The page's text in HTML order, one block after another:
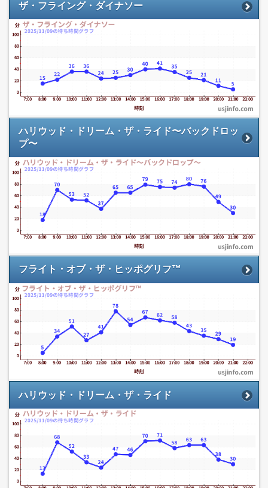
ザ・フライング・ダイナソー
ハリウッド・ドリーム・ザ・ライド〜バックドロッ
プ〜
フライト・オブ・ザ・ヒッポグリフ™
ハリウッド・ドリーム・ザ・ライド